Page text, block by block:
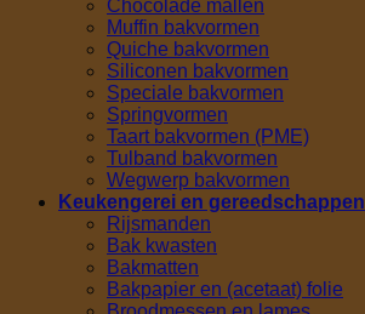
Chocolade mallen
Muffin bakvormen
Quiche bakvormen
Siliconen bakvormen
Speciale bakvormen
Springvormen
Taart bakvormen (PME)
Tulband bakvormen
Wegwerp bakvormen
Keukengerei en gereedschappen
Rijsmanden
Bak kwasten
Bakmatten
Bakpapier en (acetaat) folie